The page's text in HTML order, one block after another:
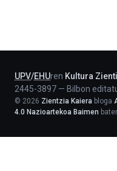
UPV/EHUren Kultura
2445-3897 — Bilbon
© 2026 Zientzia Kaiera bloga
4.0 Nazioartekoa Baimen